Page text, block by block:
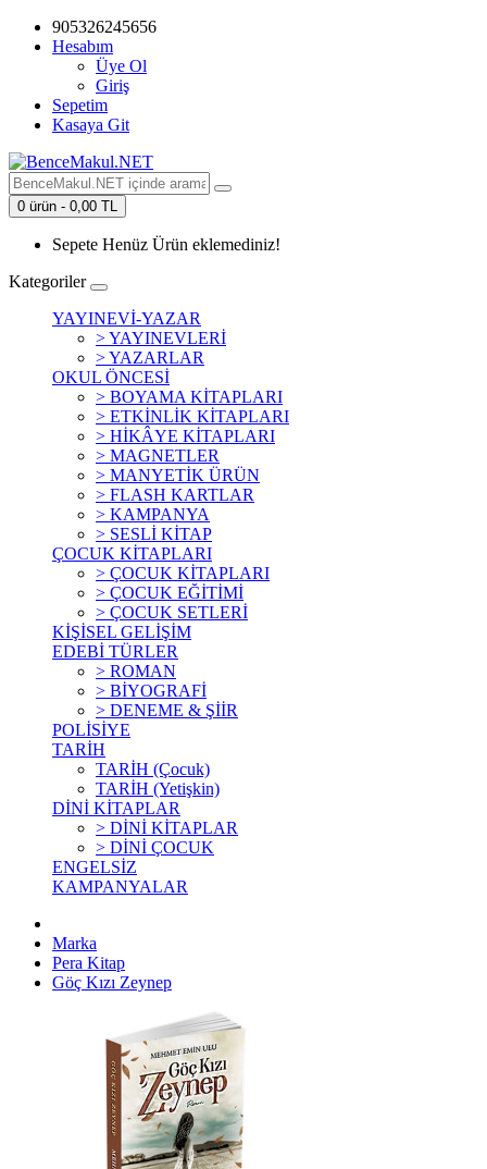
905326245656
Hesabım
Üye Ol
Giriş
Sepetim
Kasaya Git
0 ürün - 0,00 TL
Sepete Henüz Ürün eklemediniz!
Kategoriler
YAYINEVİ-YAZAR
> YAYINEVLERİ
> YAZARLAR
OKUL ÖNCESİ
> BOYAMA KİTAPLARI
> ETKİNLİK KİTAPLARI
> HİKÂYE KİTAPLARI
> MAGNETLER
> MANYETİK ÜRÜN
> FLASH KARTLAR
> KAMPANYA
> SESLİ KİTAP
ÇOCUK KİTAPLARI
> ÇOCUK KİTAPLARI
> ÇOCUK EĞİTİMİ
> ÇOCUK SETLERİ
KİŞİSEL GELİŞİM
EDEBİ TÜRLER
> ROMAN
> BİYOGRAFİ
> DENEME & ŞİİR
POLİSİYE
TARİH
TARİH (Çocuk)
TARİH (Yetişkin)
DİNİ KİTAPLAR
> DİNİ KİTAPLAR
> DİNİ ÇOCUK
ENGELSİZ
KAMPANYALAR
Marka
Pera Kitap
Göç Kızı Zeynep